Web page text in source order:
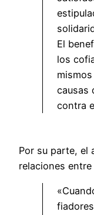
El
los
causas
contra
Por su parte, el
relaciones